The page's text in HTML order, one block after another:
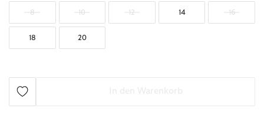
8 10 12 14 16
18 20